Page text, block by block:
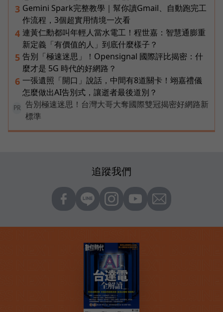
3 Gemini Spark完整教學｜幫你讀Gmail、自動跑完工
作流程，3個超實用情境一次看
4 連黃仁勳都叫年輕人當水電工！程世嘉：智慧通膨重
新定義「有價值的人」到底什麼樣子？
5 告別「極速迷思」！Opensignal 國際評比揭密：什
麼才是 5G 時代的好網路？
6 一張遺照「開口」說話，中間有8道關卡！翊嘉禮儀
怎麼做出AI告別式，讓逝者最後道別？
PR
告別極速迷思！台灣大哥大奪國際雙冠揭密好網路新
標準
追蹤我們